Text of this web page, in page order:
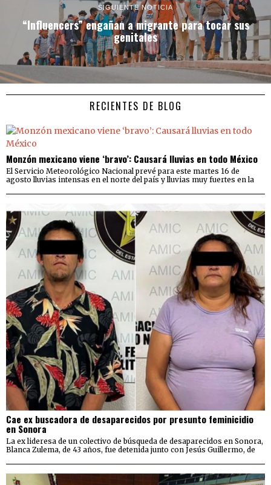
SIGUIENTE NOTICIA
“Influencers” engañan a migrante para tocar sus
genitales
RECIENTES DE BLOG
Monzón mexicano viene ‘bravo’: Causará lluvias en todo México
El Servicio Meteorológico Nacional prevé para este martes 16 de
agosto lluvias intensas en el norte del país y lluvias muy fuertes en la
Cae ex buscadora de desaparecidos por presunto feminicidio
en Sonora
La ex lideresa de un colectivo de búsqueda de desaparecidos en Sonora,
Blanca Zulema, de 43 años, fue detenida junto con Jesús Guillermo, de